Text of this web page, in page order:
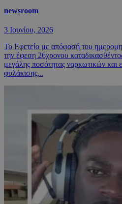
newsroom
3 Ιουνίου, 2026
Το Εφετείο με απόφασή του
την έφεση 26χρονου
μεγάλης ποσότητας ναρκωτικών και
φυλάκισης...